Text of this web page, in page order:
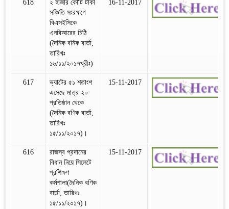
618
২ হাজার কোটি টাকা
সঞ্চিতি সংরক্ষণে
বিএসইসিকে
এনবিআরের চিঠি
(দৈনিক বনিক বার্তা,
তারিখঃ
১৬/১১/২০১৭খ্রীঃ)
16-11-2017
617
ভ্যাটের ৫১ শতাংশ
এসেছে মাত্র ২০
প্রতিষ্ঠান থেকে
(দৈনিক বণিক বার্তা,
তারিখঃ
১৫/১১/২০১৭)।
15-11-2017
616
রাজস্ব প্রদানের
বিধান নিয়ে সিলেটে
প্রশিক্ষণ
কর্মশালা(দৈনিক বণিক
বার্তা, তারিখঃ
১৫/১১/২০১৭)।
15-11-2017